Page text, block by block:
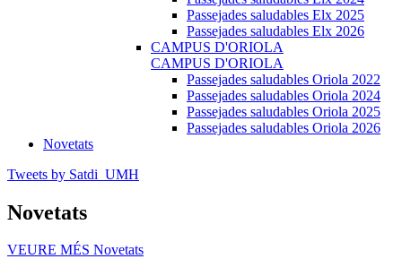
Passejades saludables Elx 2025
Passejades saludables Elx 2026
CAMPUS D'ORIOLA
CAMPUS D'ORIOLA
Passejades saludables Oriola 2022
Passejades saludables Oriola 2024
Passejades saludables Oriola 2025
Passejades saludables Oriola 2026
Novetats
Tweets by Satdi_UMH
Novetats
VEURE MÉS Novetats